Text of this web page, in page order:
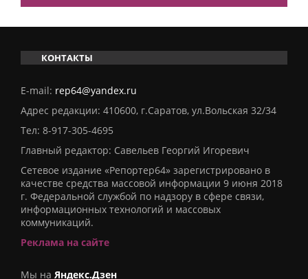
КОНТАКТЫ
E-mail: rep64@yandex.ru
Адрес редакции: 410600, г.Саратов, ул.Вольская 32/34
Тел: 8-917-305-4695
Главный редактор: Савельев Георгий Игоревич
Сетевое издание «Репортер64» зарегистрировано в
качестве средства массовой информации 9 июня 2018
г. Федеральной службой по надзору в сфере связи,
информационных технологий и массовых
коммуникаций.
Реклама на сайте
Мы на Яндекс.Дзен